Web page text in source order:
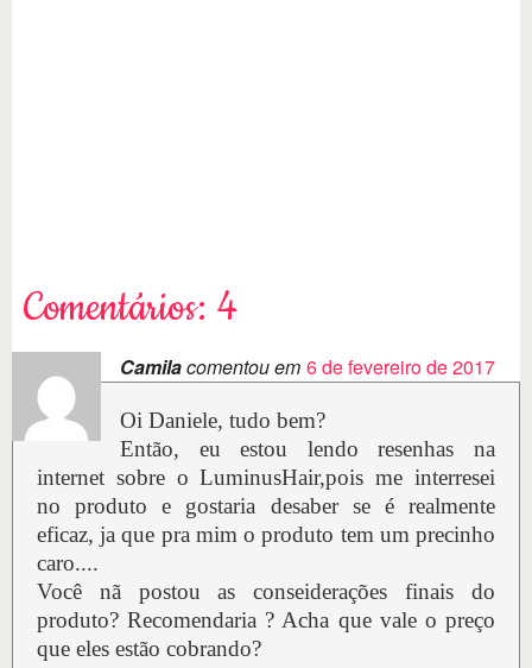
Comentários: 4
Camilacomentou em 6 de fevereiro de 2017
Oi Daniele, tudo bem?
Então, eu estou lendo resenhas na
internet sobre o LuminusHair,pois me interresei
no produto e gostaria desaber se é realmente
eficaz, ja que pra mim o produto tem um precinho
caro....
Você nã postou as conseiderações finais do
produto? Recomendaria ? Acha que vale o preço
que eles estão cobrando?